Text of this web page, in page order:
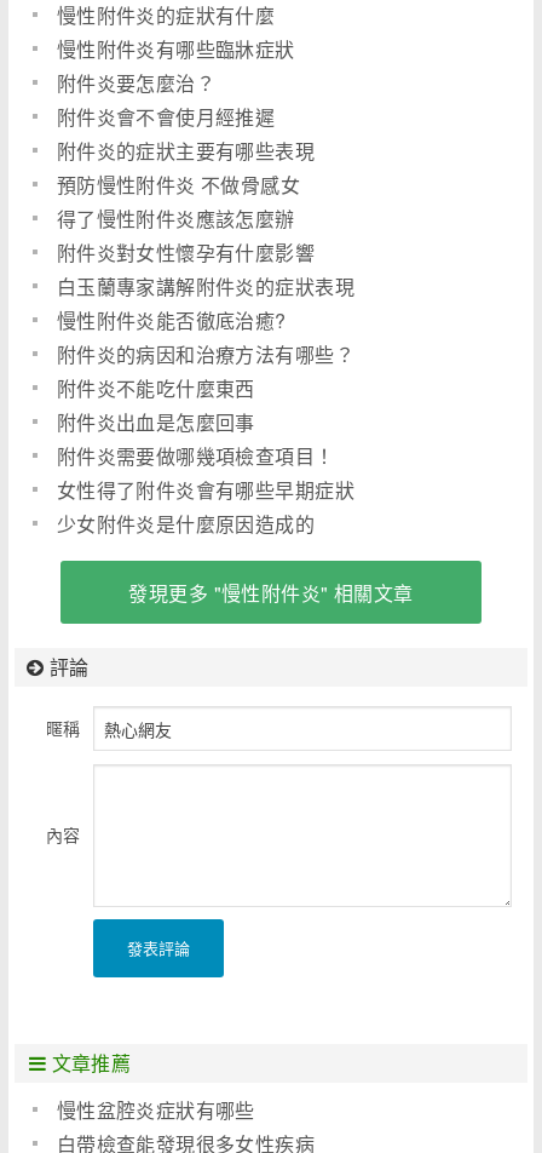
慢性附件炎的症狀有什麼
慢性附件炎有哪些臨牀症狀
附件炎要怎麼治？
附件炎會不會使月經推遲
附件炎的症狀主要有哪些表現
預防慢性附件炎 不做骨感女
得了慢性附件炎應該怎麼辦
附件炎對女性懷孕有什麼影響
白玉蘭專家講解附件炎的症狀表現
慢性附件炎能否徹底治癒?
附件炎的病因和治療方法有哪些？
附件炎不能吃什麼東西
附件炎出血是怎麼回事
附件炎需要做哪幾項檢查項目！
女性得了附件炎會有哪些早期症狀
少女附件炎是什麼原因造成的
發現更多 "慢性附件炎" 相關文章
評論
暱稱
內容
發表評論
文章推薦
慢性盆腔炎症狀有哪些
白帶檢查能發現很多女性疾病